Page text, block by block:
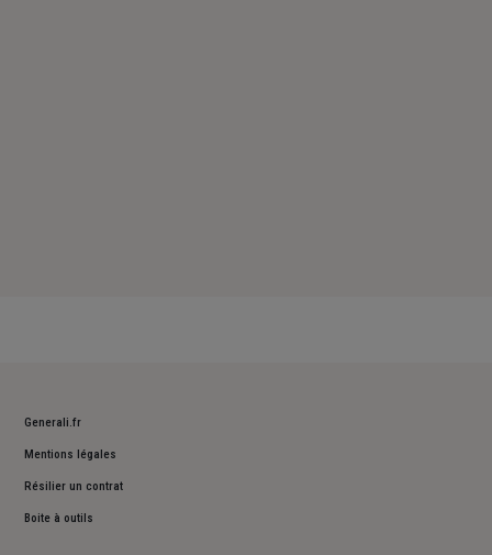
Generali.fr
Mentions légales
Résilier un contrat
Boite à outils